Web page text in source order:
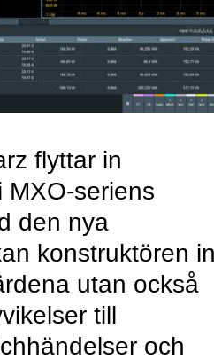
flyttar in
MXO-seriens
den nya
konstruktören
utan också
till
och